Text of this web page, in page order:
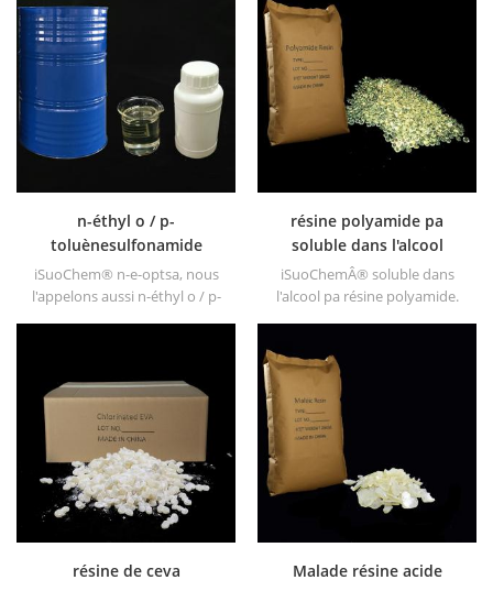
absorption UV, convient aux
ordinateurs, animaux de
compagnie, pom, polyamides,
ppe, fibres thermoplastiques
pu et pu, etc.
de feu ne gèle pas sous basse
température, bonne viscosité
et bonne congluti-nation. il se
dissout dans la majorité des
solvants, ne se dissout jamais
dans l'eau.
n-éthyl o / p-
toluènesulfonamide
iSuoChem® n-e-optsa, nous
l'appelons aussi n-éthyl o / p-
toluènesulfonamide (n-e-o /
ptsa).
résine polyamide pa
soluble dans l'alcool
iSuoChemÂ® soluble dans
l'alcool pa résine polyamide.
l'alcool de différents types,
tels que DT610, DT610A,
DT610H et dt6245
résine de ceva Malade résine acide